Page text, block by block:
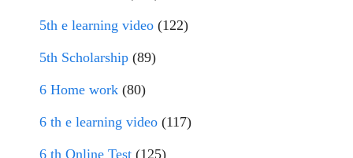
5th e learning video (122)
5th Scholarship (89)
6 Home work (80)
6 th e learning video (117)
6 th Online Test (125)